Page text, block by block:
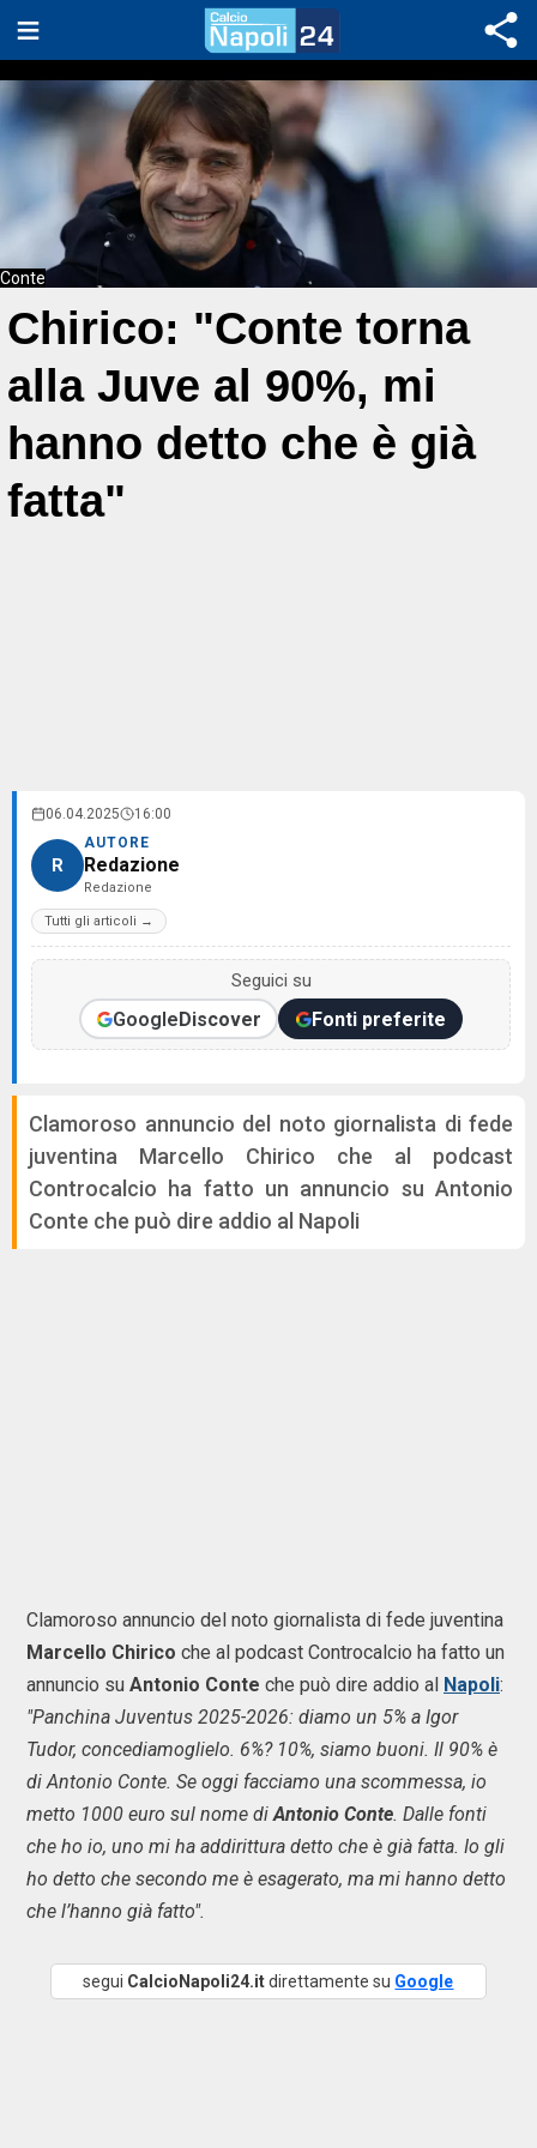
Conte
Chirico: "Conte torna
alla Juve al 90%, mi
hanno detto che è già
fatta"
06.04.2025 16:00
R
AUTORE
Redazione
Redazione
Tutti gli articoli →
Seguici su
GoogleDiscover Fonti preferite
Clamoroso annuncio del noto giornalista di fede
juventina Marcello Chirico che al podcast
Controcalcio ha fatto un annuncio su Antonio
Conte che può dire addio al Napoli
Clamoroso annuncio del noto giornalista di fede juventina
Marcello Chirico che al podcast Controcalcio ha fatto un
annuncio su Antonio Conte che può dire addio al Napoli:
"Panchina Juventus 2025-2026: diamo un 5% a Igor
Tudor, concediamoglielo. 6%? 10%, siamo buoni. Il 90% è
di Antonio Conte. Se oggi facciamo una scommessa, io
metto 1000 euro sul nome diAntonio Conte. Dalle fonti
che ho io, uno mi ha addirittura detto che è già fatta. Io gli
ho detto che secondo me è esagerato, ma mi hanno detto
che l’hanno già fatto".
segui CalcioNapoli24.itdirettamente su Google